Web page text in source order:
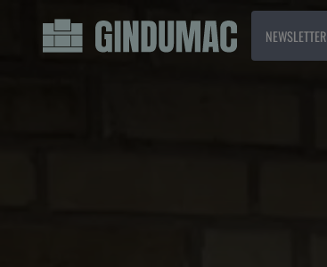
NEWSLETTER